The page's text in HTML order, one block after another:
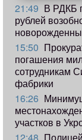
21:49 В РДКБ
рублей
15:50
погашения
сотрудникам
фабрики
16:26
участков в
12:48